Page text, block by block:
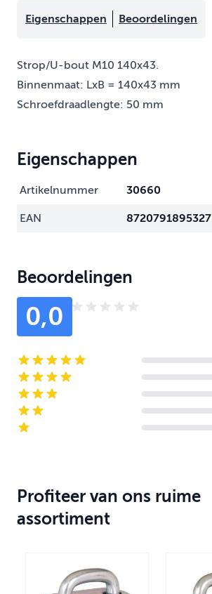
Eigenschappen Beoordelingen
Strop/U-bout M10 140x43.
Binnenmaat: LxB = 140x43 mm
Schroefdraadlengte: 50 mm
Eigenschappen
Artikelnummer 30660
EAN 8720791895327
Beoordelingen
0,0
5-star reviews
4-star reviews
3-star reviews
2-star reviews
1-star reviews
Profiteer van ons ruime
assortiment